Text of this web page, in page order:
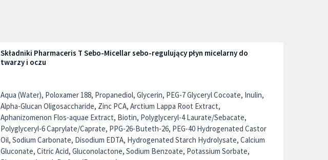
Składniki Pharmaceris T Sebo-Micellar sebo-regulujący płyn micelarny do
twarzy i oczu
Aqua (Water), Poloxamer 188, Propanediol, Glycerin, PEG-7 Glyceryl Cocoate, Inulin,
Alpha-Glucan Oligosaccharide, Zinc PCA, Arctium Lappa Root Extract,
Aphanizomenon Flos-aquae Extract, Biotin, Polyglyceryl-4 Laurate/Sebacate,
Polyglyceryl-6 Caprylate/Caprate, PPG-26-Buteth-26, PEG-40 Hydrogenated Castor
Oil, Sodium Carbonate, Disodium EDTA, Hydrogenated Starch Hydrolysate, Calcium
Gluconate, Citric Acid, Gluconolactone, Sodium Benzoate, Potassium Sorbate,